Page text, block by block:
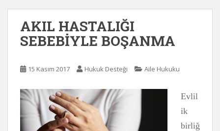
AKIL HASTALIĞI
SEBEBİYLE BOŞANMA
15 Kasım 2017 Hukuk Desteği Aile Hukuku
Evlil
ik
birliğ